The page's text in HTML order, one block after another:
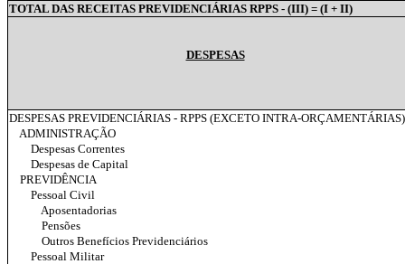
TOTAL DAS RECEITAS PREVIDENCIÁRIAS RPPS - (III) = (I + II)
DESPESAS
DESPESAS PREVIDENCIÁRIAS - RPPS (EXCETO INTRA-
ADMINISTRAÇÃO
Despesas Correntes
Despesas de Capital
PREVIDÊNCIA
Pessoal Civil
Aposentadorias
Pensões
Outros Benefícios Previdenciários
Pessoal Militar